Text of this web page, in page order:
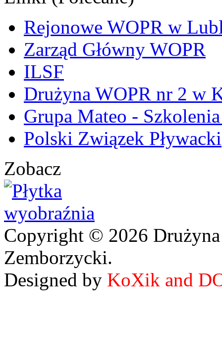
Rejonowe WOPR w
Zarząd Główny WOPR
ILSF
Drużyna WOPR nr 2 w
Grupa Mateo -
Polski Związek Pływacki
Zobacz
Copyright © 2026
Zemborzycki.
Designed by KoXik and